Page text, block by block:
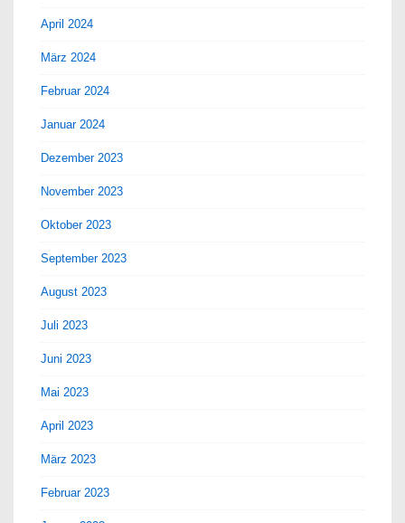
April 2024
März 2024
Februar 2024
Januar 2024
Dezember 2023
November 2023
Oktober 2023
September 2023
August 2023
Juli 2023
Juni 2023
Mai 2023
April 2023
März 2023
Februar 2023